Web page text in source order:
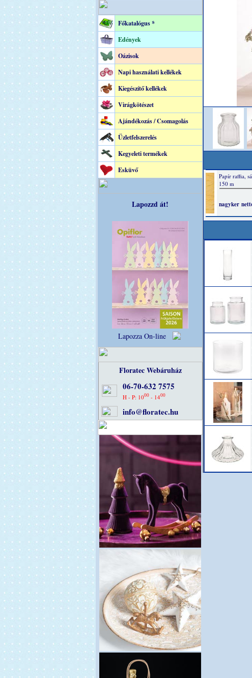
Főkatalógus *
Edények
Oázisok
Napi használati kellékek
Kiegészítő kellékek
Virágkötészet
Ajándékozás / Csomagolás
Üzletfelszerelés
Kegyeleti termékek
Esküvő
Lapozzd át!
Lapozza On-line
Floratec Webáruház
06-70-632 7575
H - P: 1000- 1400
info@floratec.hu